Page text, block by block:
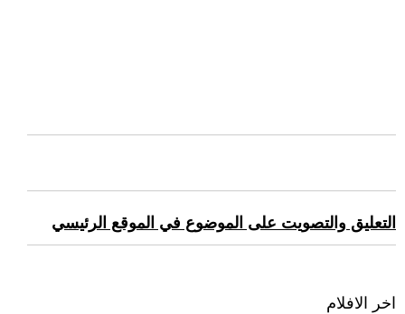
التعليق والتصويت على الموضوع في الموقع الرئيسي
اخر الافلام